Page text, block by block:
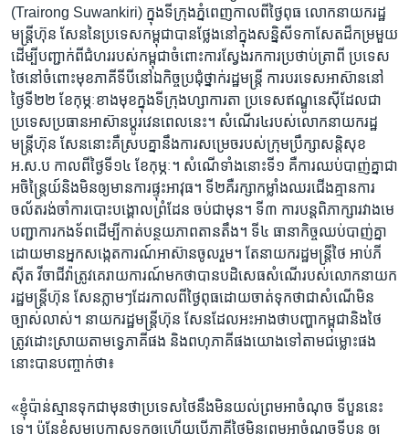
(Trairong ​Suwankiri) ​ក្នុងទី​ក្រុង​ភ្នំពេញ​កាល​ពី​ថ្ងៃ​ពុធ​ លោក​នាយក​រដ្ឋ
មន្ត្រី​ហ៊ុន ​សែន​នៃ​ប្រទេស​កម្ពុជា​បាន​ថ្លែង​នៅ​ក្នុង​សន្និសីទ​កាសែត​ដ៏​កម្រ​មួយ​
ដើម្បី​បញ្ជាក់​ពី​ជំហរ​របស់​កម្ពុជា​ចំពោះ​ការស្វែងរក​ការ​ប្រថាប់​ត្រា​ពី ​ប្រទេស​
ថៃ​នៅ​ចំពោះ​មុខ​ភាគី​ទីបី​នៅ​ឯ​កិច្ច​ប្រជុំ​ថ្នាក់​រដ្ឋមន្ត្រី​ ការ​បរទេស​អាស៊ាន​នៅ​
ថ្ងៃទី​២២​ ខែកុម្ភៈ​ខាង​មុខ​ក្នុង​ទី​ក្រុង​ហ្សាការតា ​ប្រទេស​ឥណ្ឌូនេស៊ី​ដែល​ជា​
ប្រទេស​ប្រធាន​អាស៊ាន​ប្តូរ​វេន​ពេល​នេះ។​ សំណើរ​៤​របស់​លោក​នាយក​រដ្ឋ
មន្ត្រី​ហ៊ុន សែន​នោះ​គឺ​ស្រប​គ្នា​នឹង​ការ​សម្រេច​របស់​ក្រុមប្រឹក្សា​សន្តិសុខ​
អ.ស.ប​ កាល​ពី​ថ្ងៃទី១៤​ ខែកុម្ភៈ។​ សំណើ​ទាំងនោះ​ទី១​ គឺ​ការ​ឈប់​បាញ់​គ្នា​ជា​
អចិន្ត្រៃយ៍​និង​មិន​ឲ្យ​មាន​ការផ្ទុះ​អាវុធ។​ ទី២​គឺ​រក្សា​កម្លាំង​ឈរ​ជើង​គ្មាន​ការ​
ចល័ត​រង់ចាំ​ការ​បោះ​បង្គោល​ព្រំដែន ​ចប់​ជា​មុន។ ​ទី៣​ ការបន្ត​ពិភាក្សា​រវាង​មេ
បញ្ជាការ​កងទ័ព​ដើម្បី​កាត់បន្ថយ​ភាពតាន​តឹង។​ ទី៤ ​ធានា​កិច្ចឈប់​បាញ់​គ្នា​
ដោយ​មាន​អ្នក​សង្កេតការណ៍​អាស៊ាន​ចូល​រួម។ ​តែ​នាយក​រដ្ឋមន្ត្រី​ថៃ អាប់ភី
ស៊ីត​ វីចាជីវ៉ា​ត្រូវ​គេ​រាយការណ៍​មក​ថា​បាន​បដិសេធ​សំណើ​របស់​លោក​នាយក​
រដ្ឋមន្ត្រី​ហ៊ុន​ សែន​ភ្លាមៗ​ដែរ​កាលពី​ថ្ងៃពុធ​ដោយ​ចាត់ទុក​ថា​ជា​សំណើ​មិន​
ច្បាស់​លាស់។​ នាយក​រដ្ឋមន្ត្រី​ហ៊ុន សែន​ដែល​អះអាង​ថា​បញ្ហា​កម្ពុជា​និង​ថៃ​
ត្រូវ​ដោះ​ស្រាយ​តាម​ទ្វេភាគី​ផង​ និង​ពហុភាគី​ផង​យោង​ទៅ​តាម​ជម្លោះ​ផង​
នោះ​បាន​បញ្ចាក់​ថា៖
«ខ្ញុំ​ប៉ាន់​ស្មាន​ទុក​ជា​មុន​ថា​ប្រទេស​ថៃ​នឹង​មិន​យល់​ព្រម​អា​ចំណុច​ ទី​បួន​នេះ​
ទេ។ ប៉ុន្តែ​ខ្ញុំ​សូម​ប្រកាស​ទុក​ឲ្យ​ហើយ​បើ​ភាគី​ថៃ​មិន​ព្រម​អា​ចំណុច​ទី​បួន ​ឲ្យ​